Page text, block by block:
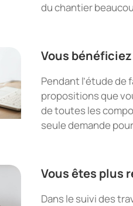
du chantier
Vous
Pendant l’étude
propositions que
de toutes les
seule demande
Vous êtes plus
Dans le suivi des